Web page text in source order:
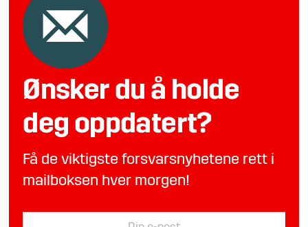
Ønsker du å holde
deg oppdatert?
Få de viktigste forsvarsnyhetene rett i
mailboksen hver morgen!